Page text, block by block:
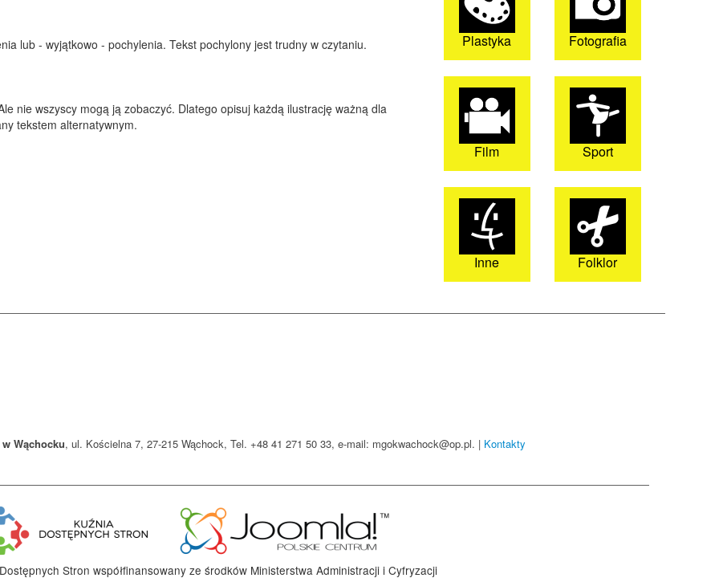
lub - wyjątkowo - pochylenia. Tekst pochylony jest trudny w czytaniu.
nie wszyscy mogą ją zobaczyć. Dlatego opisuj każdą ilustrację ważną dla
tekstem alternatywnym.
Plastyka Fotografia
Film Sport
Inne Folklor
Wąchocku, ul. Kościelna 7, 27-215 Wąchock, Tel. +48 41 271 50 33, e-mail: mgokwachock@op.pl. | Kontakty
Stron współfinansowany ze środków Ministerstwa Administracji i Cyfryzacji